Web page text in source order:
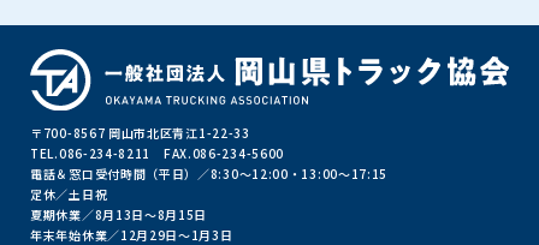
お問い合わせ
公式Xアカウント
〒700-8567 岡山市北区青江1-22-33
TEL.086-234-8211 FAX.086-234-5600
電話＆窓口受付時間（平日）／8:30～12:00・13:00～17:15
定休／土日祝
夏期休業／8月13日～8月15日
年末年始休業／12月29日～1月3日